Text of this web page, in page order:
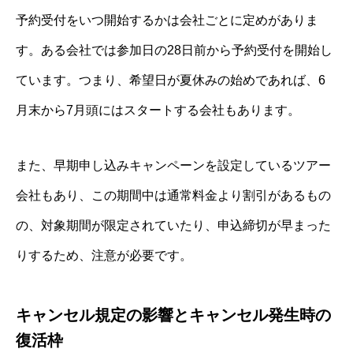
予約受付をいつ開始するかは会社ごとに定めがありま
す。ある会社では参加日の28日前から予約受付を開始し
ています。つまり、希望日が夏休みの始めであれば、6
月末から7月頭にはスタートする会社もあります。
また、早期申し込みキャンペーンを設定しているツアー
会社もあり、この期間中は通常料金より割引があるもの
の、対象期間が限定されていたり、申込締切が早まった
りするため、注意が必要です。
キャンセル規定の影響とキャンセル発生時の
復活枠